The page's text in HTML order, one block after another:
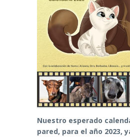
Nuestro esperado
pared, para el año 2023,